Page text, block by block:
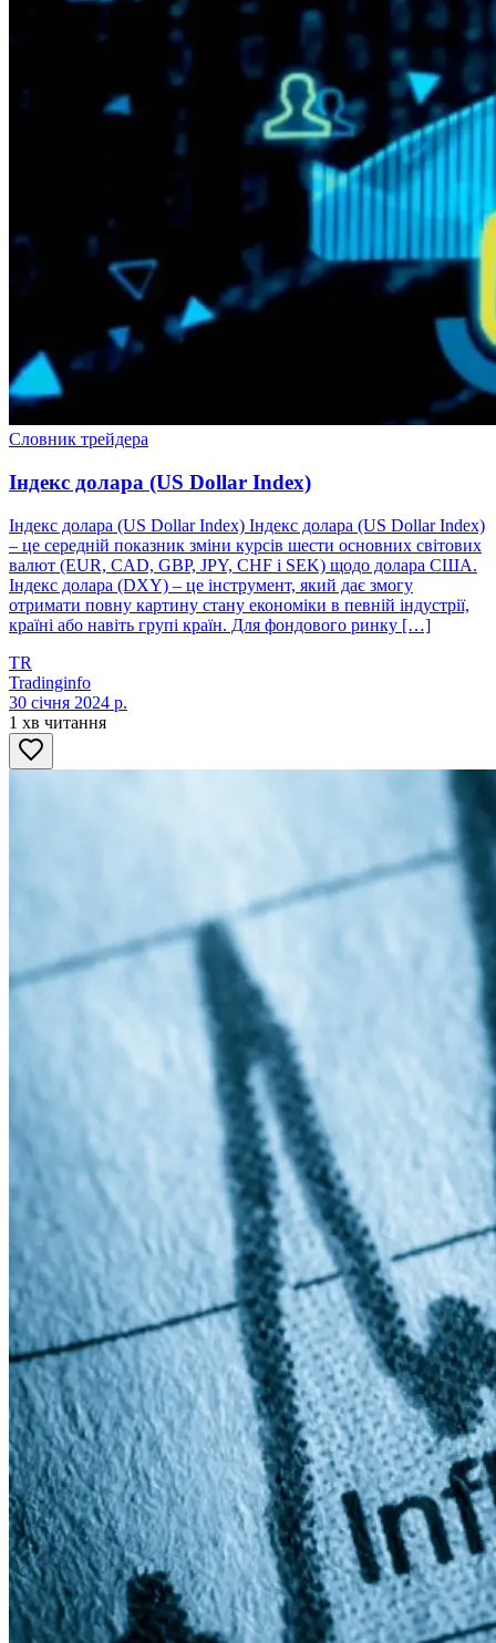
Словник трейдера
Індекс долара (US Dollar Index)
Індекс долара (US Dollar Index) Індекс долара (US Dollar Index)
– це середній показник зміни курсів шести основних світових
валют (EUR, CAD, GBP, JPY, CHF і SEK) щодо долара США.
Індекс долара (DXY) – це інструмент, який дає змогу
отримати повну картину стану економіки в певній індустрії,
країні або навіть групі країн. Для фондового ринку […]
TR
Tradinginfo
30 січня 2024 р.
1 хв читання